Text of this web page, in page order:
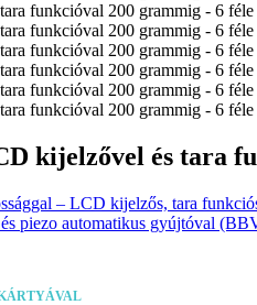
kijelzővel és tara
– LCD kijelzős, tara
piezo automatikus gyújtóval